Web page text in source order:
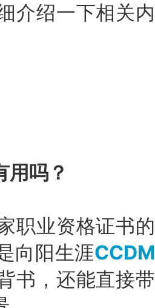
介绍一下相关内
用吗？
职业资格证书的
向阳生涯CCDM
书，还能直接带